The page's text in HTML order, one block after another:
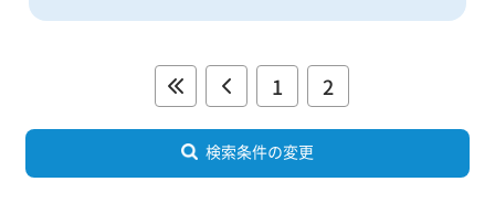
1 2
検索条件の変更